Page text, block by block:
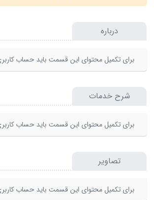
درباره
برای تکمیل محتوای این قسمت باید حساب
شرح خدمات
برای تکمیل محتوای این قسمت باید حساب
تصاویر
برای تکمیل محتوای این قسمت باید حساب